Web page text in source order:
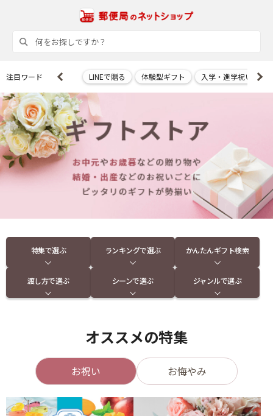
注目ワード LINEで贈る 体験型ギフト 入学・進学祝い
特集で選ぶ ランキングで選ぶ かんたんギフト検索
渡し方で選ぶ シーンで選ぶ ジャンルで選ぶ
オススメの特集
お祝い お悔やみ